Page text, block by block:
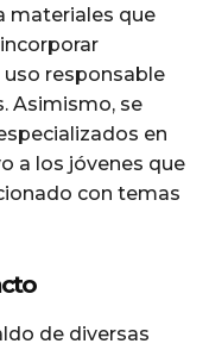
materiales que
responsable
Asimismo, se
en
a los jóvenes que
con temas
de diversas